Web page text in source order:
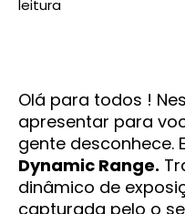
Olá para todos !
apresentar para
gente desconhece.
Dynamic Range.
dinâmico de
capturada pelo o